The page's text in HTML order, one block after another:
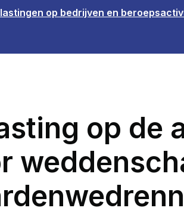
op bedrijven en
op de